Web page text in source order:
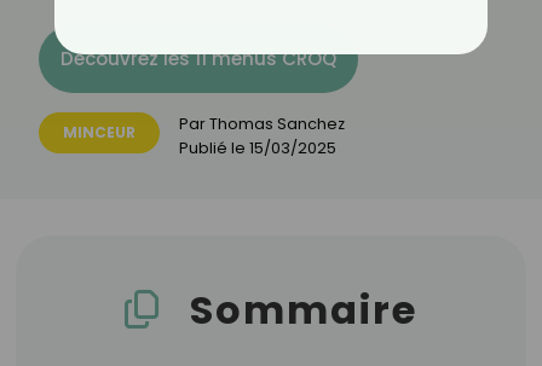
Découvrez les 11 menus CROQ
MINCEUR ParThomas Sanchez
Publié le 15/03/2025
Sommaire